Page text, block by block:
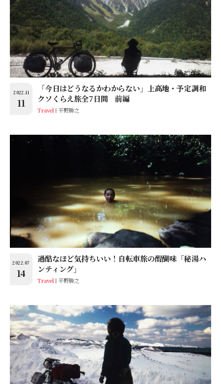
2022.11
11
「今日はどうなるかわからない」上高地・予定調和
クソくらえ旅全7日間 前編
Travel 平野勝之
2022.07
14
過酷なほど気持ちいい！自転車旅の醍醐味「秘湯ハ
ンティング」
Travel 平野勝之